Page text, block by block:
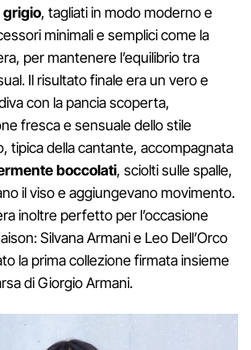
grigio, tagliati in modo moderno e
minimali e semplici come la
per mantenere l’equilibrio tra
Il risultato finale era un vero e
con la pancia scoperta,
fresca e sensuale dello stile
tipica della cantante, accompagnata
boccolati, sciolti sulle spalle,
il viso e aggiungevano movimento.
inoltre perfetto per l’occasione
Silvana Armani e Leo Dell’Orco
la prima collezione firmata insieme
di Giorgio Armani.